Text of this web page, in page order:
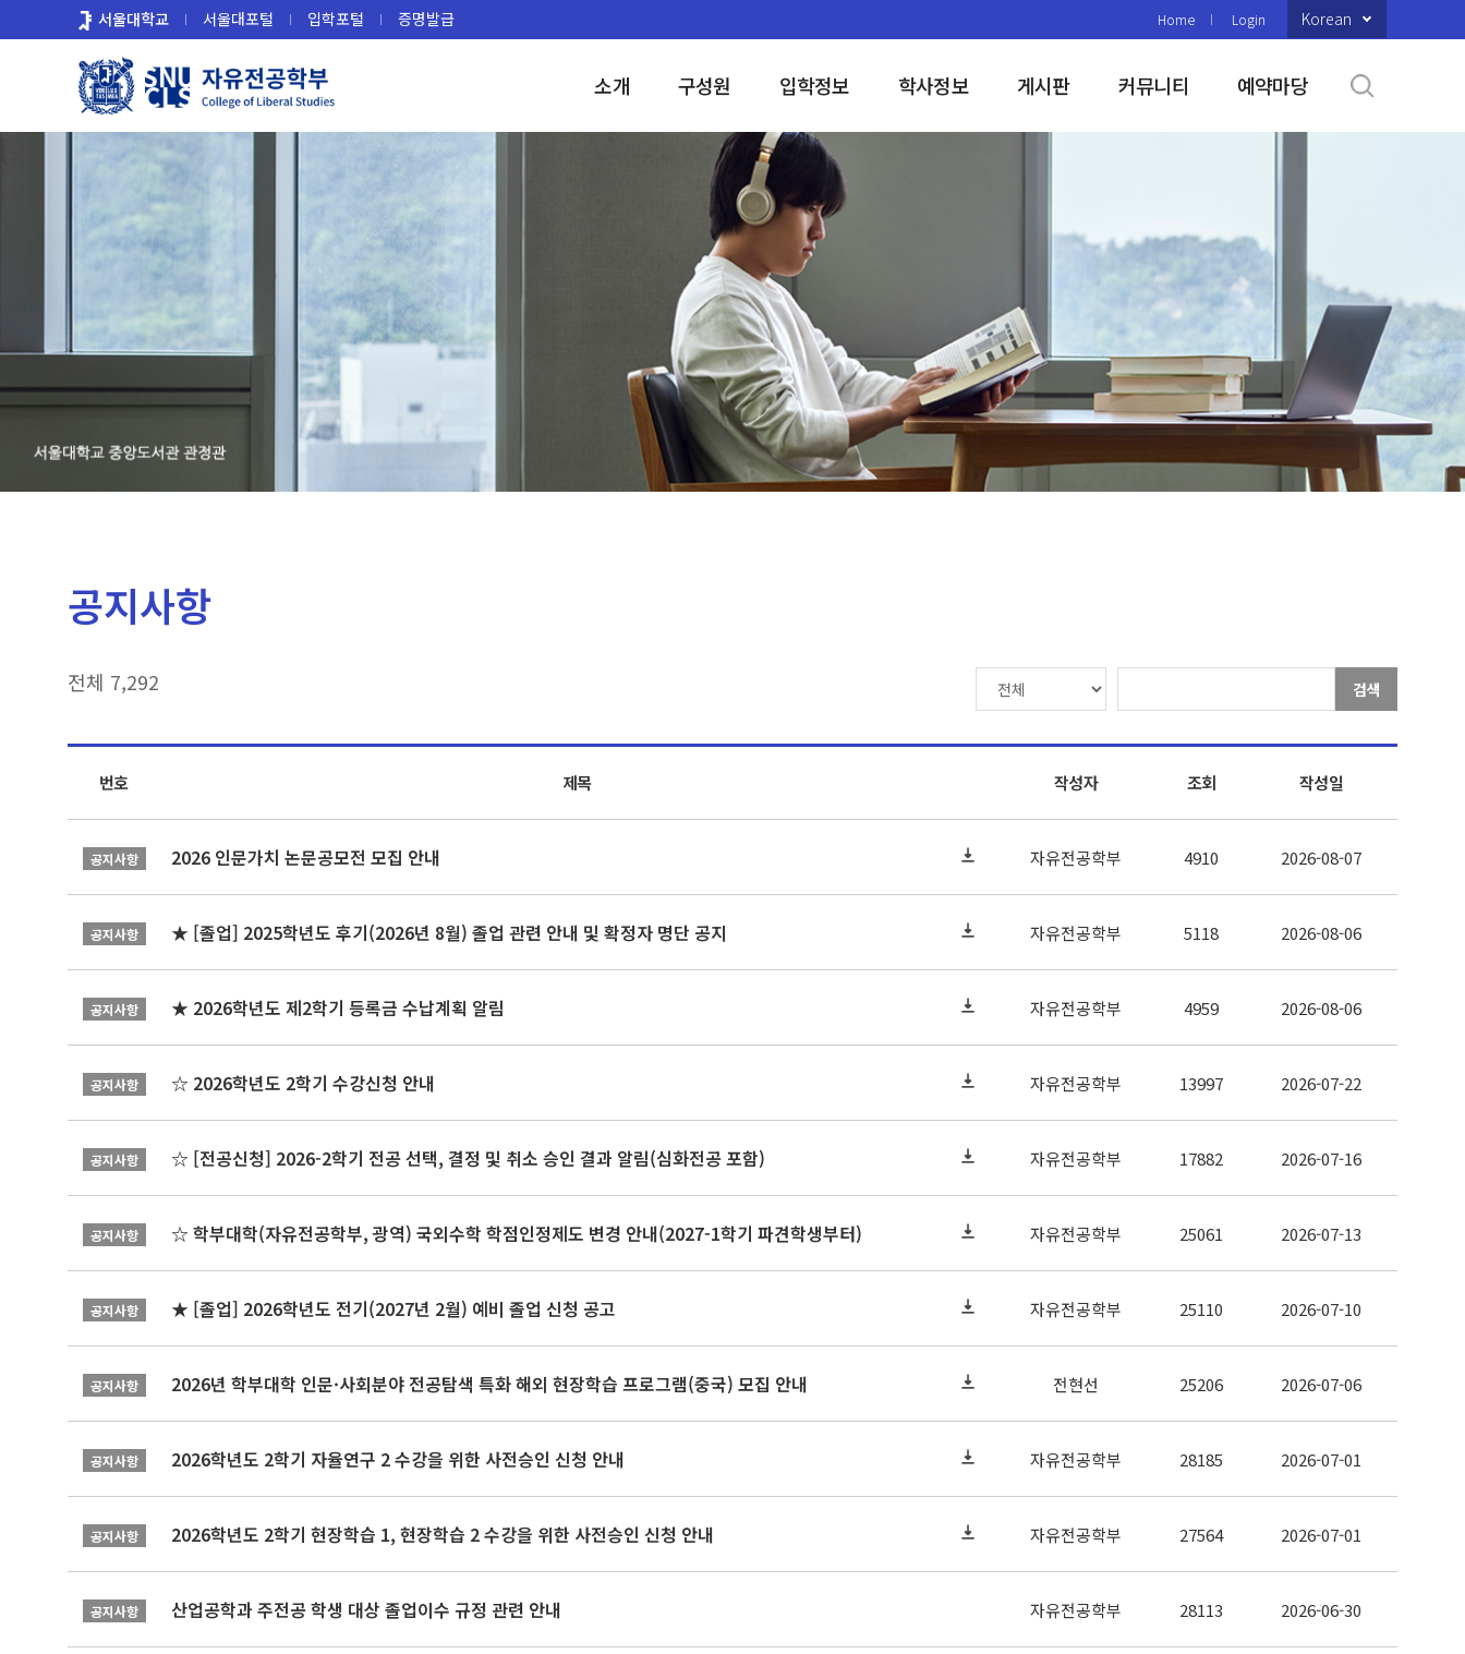
로
서울대학교 서울대포털 입학포털 증명발급 Home Login Korean
소개 구성원 입학정보 학사정보 게시판 커뮤니티 예약마당
공지사항
전체 7,292 검색
번호 제목 작성자 조회 작성일
공지사항 2026 인문가치 논문공모전 모집 안내 자유전공학부 4910 2026-08-07
공지사항 ★ [졸업] 2025학년도 후기(2026년 8월) 졸업 관련 안내 및 확정자 명단 공지 자유전공학부 5118 2026-08-06
공지사항 ★ 2026학년도 제2학기 등록금 수납계획 알림 자유전공학부 4959 2026-08-06
공지사항 ☆ 2026학년도 2학기 수강신청 안내 자유전공학부 13997 2026-07-22
공지사항 ☆ [전공신청] 2026-2학기 전공 선택, 결정 및 취소 승인 결과 알림(심화전공 포함) 자유전공학부 17882 2026-07-16
공지사항 ☆ 학부대학(자유전공학부, 광역) 국외수학 학점인정제도 변경 안내(2027-1학기 파견학생부터) 자유전공학부 25061 2026-07-13
공지사항 ★ [졸업] 2026학년도 전기(2027년 2월) 예비 졸업 신청 공고 자유전공학부 25110 2026-07-10
공지사항 2026년 학부대학 인문·사회분야 전공탐색 특화 해외 현장학습 프로그램(중국) 모집 안내 전현선 25206 2026-07-06
공지사항 2026학년도 2학기 자율연구 2 수강을 위한 사전승인 신청 안내 자유전공학부 28185 2026-07-01
공지사항 2026학년도 2학기 현장학습 1, 현장학습 2 수강을 위한 사전승인 신청 안내 자유전공학부 27564 2026-07-01
공지사항 산업공학과 주전공 학생 대상 졸업이수 규정 관련 안내 자유전공학부 28113 2026-06-30